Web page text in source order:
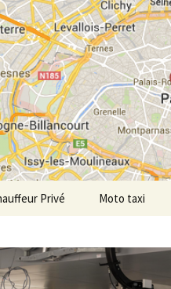
Privé Moto taxi